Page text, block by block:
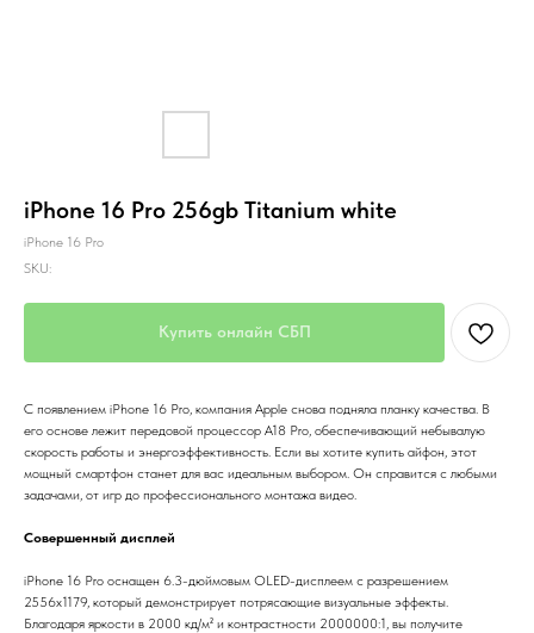
iPhone 16 Pro 256gb Titanium white
iPhone 16 Pro
SKU:
Купить онлайн СБП
С появлением iPhone 16 Pro, компания Apple снова подняла планку качества. В
его основе лежит передовой процессор A18 Pro, обеспечивающий небывалую
скорость работы и энергоэффективность. Если вы хотите купить айфон, этот
мощный смартфон станет для вас идеальным выбором. Он справится с любыми
задачами, от игр до профессионального монтажа видео.
Совершенный дисплей
iPhone 16 Pro оснащен 6.3-дюймовым OLED-дисплеем с разрешением
2556x1179, который демонстрирует потрясающие визуальные эффекты.
Благодаря яркости в 2000 кд/м² и контрастности 2000000:1, вы получите